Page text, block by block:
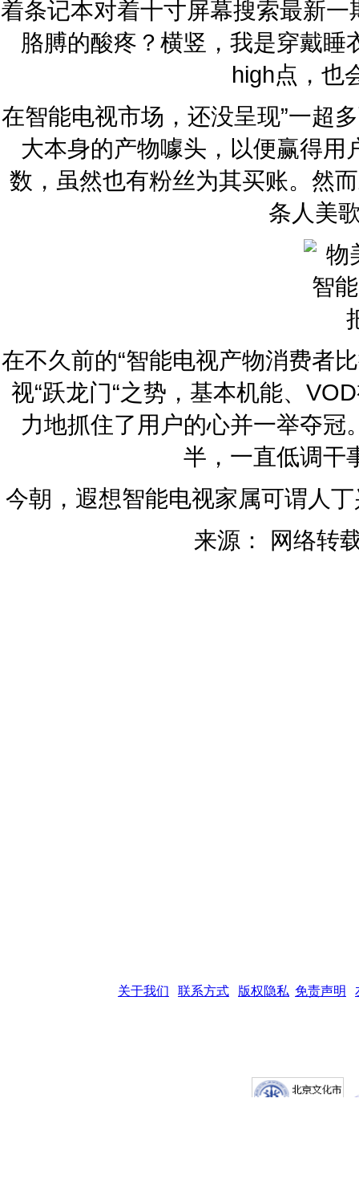
着条记本对着十寸屏幕搜索最新
胳膊的酸疼？横竖，我是穿戴
high点，也
在智能电视市场，还没呈现”一超
大本身的产物噱头，以便赢得
数，虽然也有粉丝为其买账。然
条人美
在不久前的“智能电视产物消费者
视“跃龙门“之势，基本机能、
力地抓住了用户的心并一举夺
半，一直低调干
今朝，遐想智能电视家属可谓人
来源： 网络转